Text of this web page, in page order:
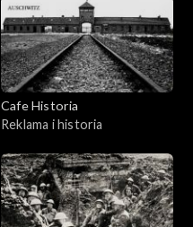
Cafe Historia
Reklama i historia